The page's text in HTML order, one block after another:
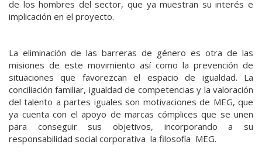
de los hombres del sector, que ya muestran su interés e
implicación en el proyecto.
La eliminación de las barreras de género es otra de las
misiones de este movimiento así como la prevención de
situaciones que favorezcan el espacio de igualdad. La
conciliación familiar, igualdad de competencias y la valoración
del talento a partes iguales son motivaciones de MEG, que
ya cuenta con el apoyo de marcas cómplices que se unen
para conseguir sus objetivos, incorporando a su
responsabilidad social corporativa la filosofía MEG.